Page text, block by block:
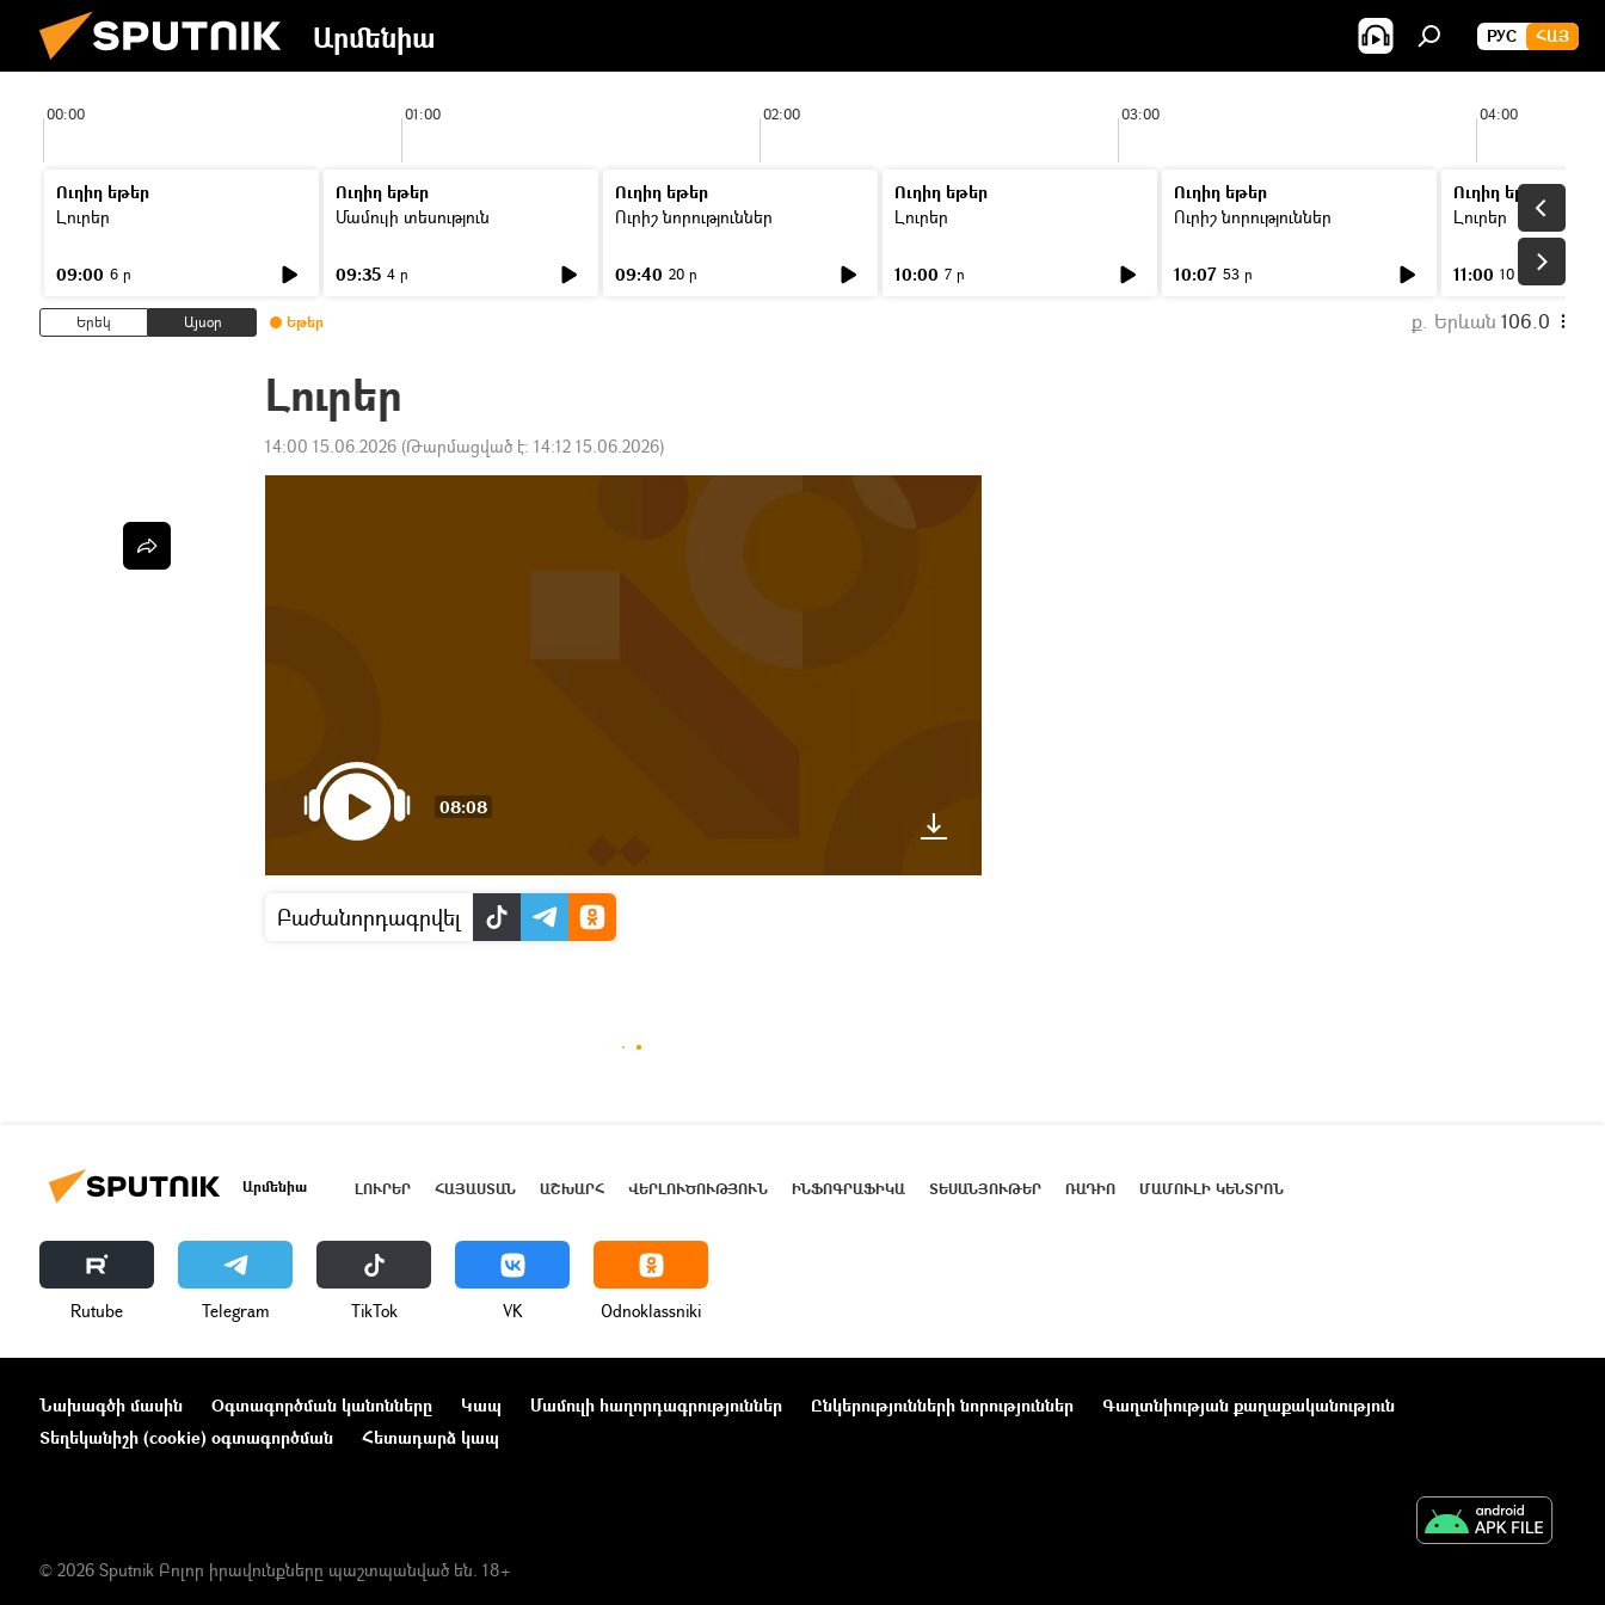
Արմենիա РУС ՀԱՅ
00:00 01:00 02:00 03:00 04:00
Ուղիղ եթեր
Լուրեր
09:00 6 ր
Ուղիղ եթեր
Մամուլի տեսություն
09:35 4 ր
Ուղիղ եթեր
Ուրիշ նորություններ
09:40 20 ր
Ուղիղ եթեր
Լուրեր
10:00 7 ր
Ուղիղ եթեր
Ուրիշ նորություններ
10:07 53 ր
Ուղիղ եթեր
Լուրեր
11:00 10 ր
Երեկ Այսօր Եթեր ք. Երևան 106.0
Լուրեր
14:00 15.06.2026 (Թարմացված է: 14:12 15.06.2026)
08:08
Բաժանորդագրվել
Արմենիա ԼՈՒՐԵՐ ՀԱՅԱՍՏԱՆ ԱՇԽԱՐՀ ՎԵՐԼՈՒԾՈՒԹՅՈՒՆ ԻՆՖՈԳՐԱՖԻԿԱ ՏԵՍԱՆՅՈՒԹԵՐ ՌԱԴԻՈ ՄԱՄՈՒԼԻ ԿԵՆՏՐՈՆ
Rutube Telegram ТikТоk VK Odnoklassniki
Նախագծի մասին Օգտագործման կանոնները Կապ Մամուլի հաղորդագրություններ Ընկերությունների նորություններ
Գաղտնիության քաղաքականություն
Տեղեկանիշի (cookie) օգտագործման
Հետադարձ կապ
© 2026 Sputnik Բոլոր իրավունքները պաշտպանված են. 18+